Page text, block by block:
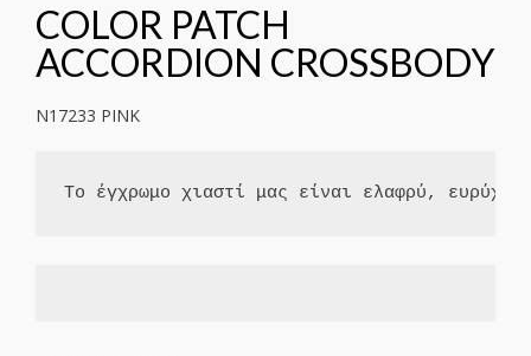
COLOR PATCH
ACCORDION CROSSBODY
N17233 PINK
Το έγχρωμο χιαστί μας είναι ελαφρύ,